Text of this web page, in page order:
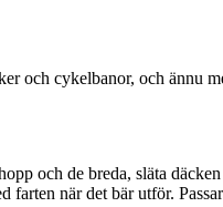
och cykelbanor, och ännu
och de breda, släta
farten när det bär utför.